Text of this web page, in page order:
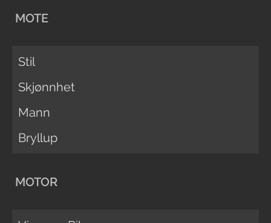
MOTE
Stil
Skjønnhet
Mann
Bryllup
MOTOR